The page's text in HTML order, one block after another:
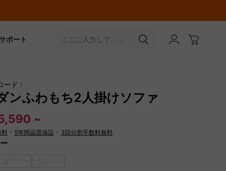
ポート
ここに入力して、
ード：
ンふわもち2人掛けソファ
~
料 ・ 5年間品質保証 ・ 3回分割手数料無料